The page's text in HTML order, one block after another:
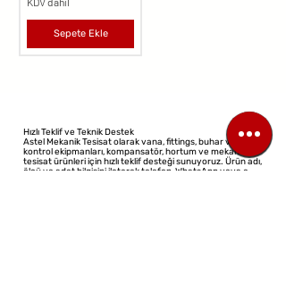
Sepete Ekle
Hızlı Teklif ve Teknik Destek
Astel Mekanik Tesisat olarak vana, fittings, buhar ve akış
kontrol ekipmanları, kompansatör, hortum ve mekanik
tesisat ürünleri için hızlı teklif desteği sunuyoruz. Ürün adı,
ölçü ve adet bilgisini ileterek telefon, WhatsApp veya e-